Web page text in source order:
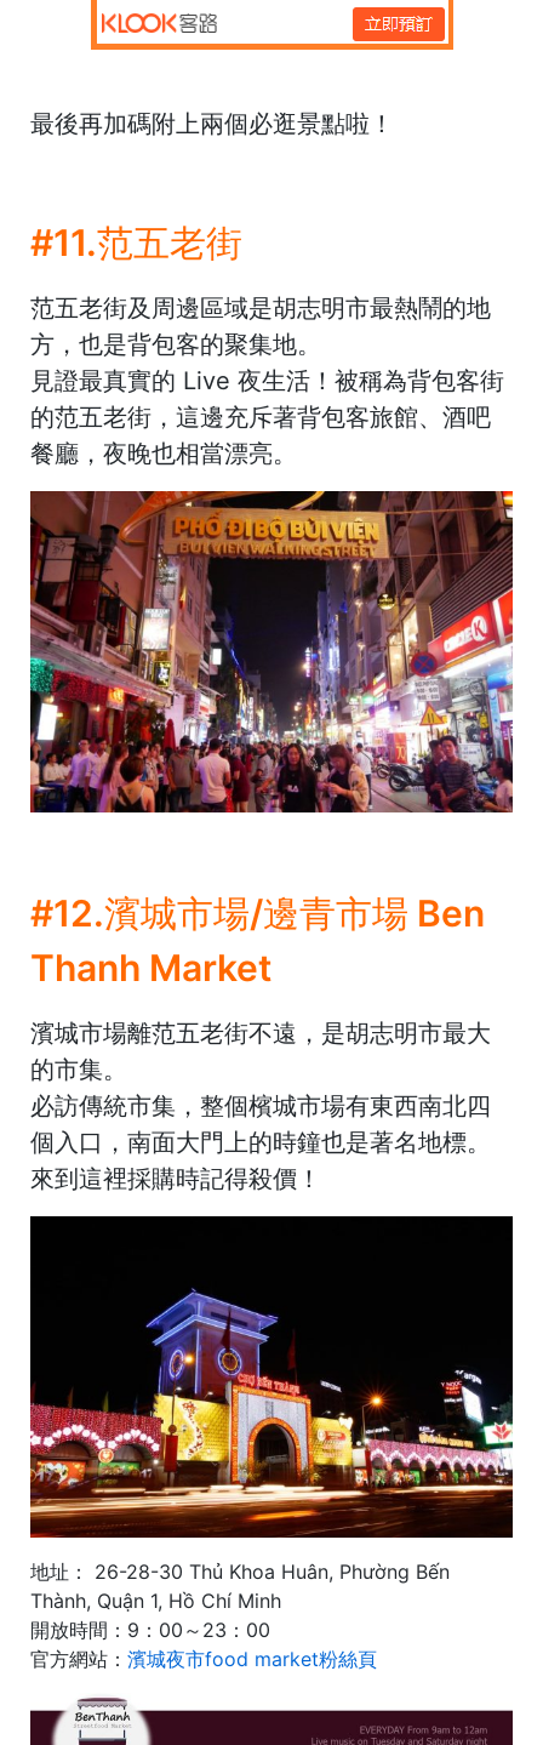
最後再加碼附上兩個必逛景點啦！
#11.范五老街
范五老街及周邊區域是胡志明市最熱鬧的地
方，也是背包客的聚集地。
見證最真實的 Live 夜生活！被稱為背包客街
的范五老街，這邊充斥著背包客旅館、酒吧
餐廳，夜晚也相當漂亮。
#12.濱城市場/邊青市場 Ben
Thanh Market
濱城市場離范五老街不遠，是胡志明市最大
的市集。
必訪傳統市集，整個檳城市場有東西南北四
個入口，南面大門上的時鐘也是著名地標。
來到這裡採購時記得殺價！
地址： 26-28-30 Thủ Khoa Huân, Phường Bến
Thành, Quận 1, Hồ Chí Minh
開放時間：9：00～23：00
官方網站： 濱城夜市food market粉絲頁